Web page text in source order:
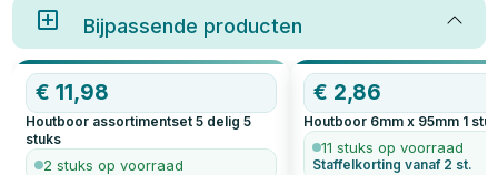
Bijpassende producten
€11,98
Houtboor assortimentset 5 delig 5
stuks
2 stuks op voorraad
€ 2,86
Houtboor 6mm x 95mm 1
11 stuks op voorraad
Staffelkorting vanaf 2 st.